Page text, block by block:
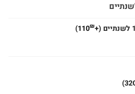
(+
₪
110
)
)